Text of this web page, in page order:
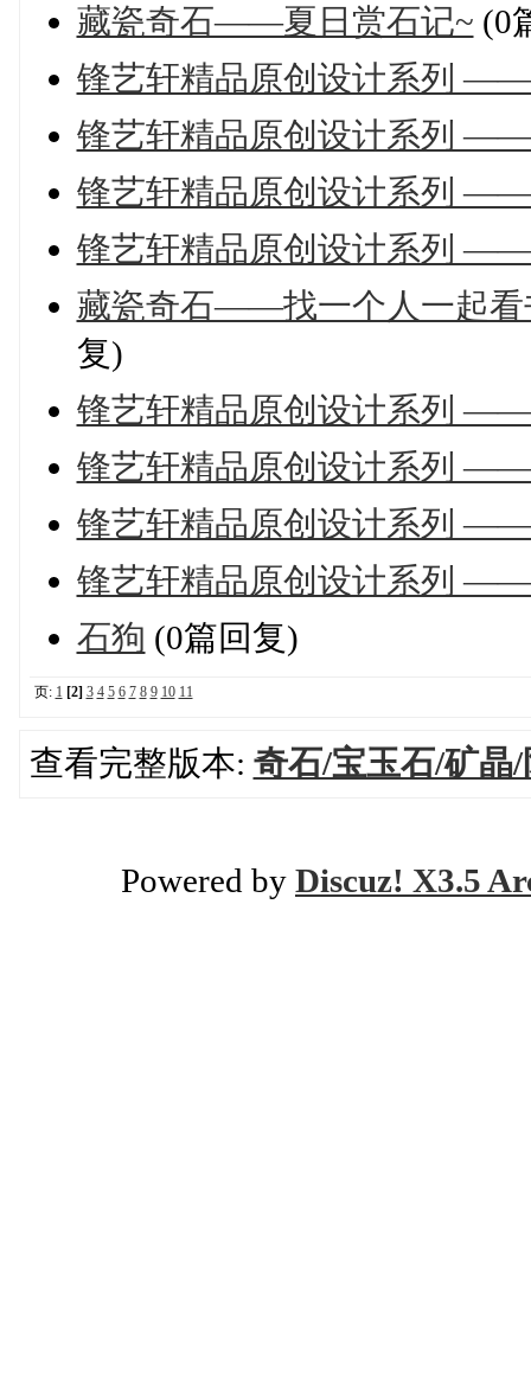
藏瓷奇石——夏日赏石记~ (0
锋艺轩精品原创设计系列
锋艺轩精品原创设计系列
锋艺轩精品原创设计系列
锋艺轩精品原创设计系列
藏瓷奇石——找一个人一起看
复)
锋艺轩精品原创设计系列
锋艺轩精品原创设计系列
锋艺轩精品原创设计系列
锋艺轩精品原创设计系列
石狗 (0篇回复)
页: 1 [2] 3 4 5 6 7 8 9 10 11
查看完整版本: 奇石/宝玉石/矿晶/
Powered by Discuz! X3.5